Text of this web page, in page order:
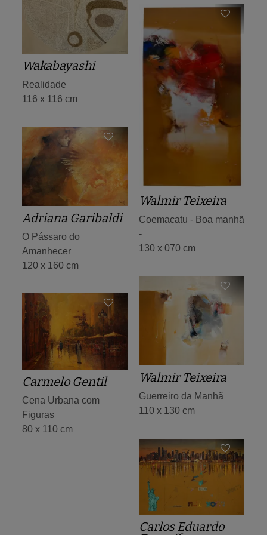
Wakabayashi
Realidade
116 x 116 cm
Walmir Teixeira
Coemacatu - Boa manhã
-
130 x 070 cm
Adriana Garibaldi
O Pássaro do
Amanhecer
120 x 160 cm
Walmir Teixeira
Guerreiro da Manhã
110 x 130 cm
Carmelo Gentil
Cena Urbana com
Figuras
80 x 110 cm
Carlos Eduardo